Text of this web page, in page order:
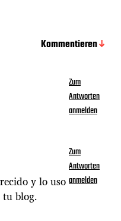
Kommentieren
Zum
Antworten
anmelden
y lo uso
tu blog.
Zum
Antworten
anmelden